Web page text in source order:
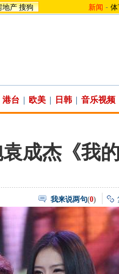
地产 搜狗 新闻 -
港台 欧美 日韩 音乐视频
成杰《我
我来说两句(0)